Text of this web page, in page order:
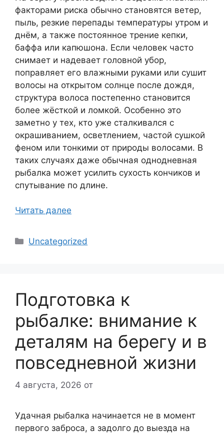
факторами риска обычно становятся ветер,
пыль, резкие перепады температуры утром и
днём, а также постоянное трение кепки,
баффа или капюшона. Если человек часто
снимает и надевает головной убор,
поправляет его влажными руками или сушит
волосы на открытом солнце после дождя,
структура волоса постепенно становится
более жёсткой и ломкой. Особенно это
заметно у тех, кто уже сталкивался с
окрашиванием, осветлением, частой сушкой
феном или тонкими от природы волосами. В
таких случаях даже обычная однодневная
рыбалка может усилить сухость кончиков и
спутывание по длине.
Читать далее
Рубрики
Uncategorized
Подготовка к
рыбалке: внимание к
деталям на берегу и в
повседневной жизни
4 августа, 2026 от
Удачная рыбалка начинается не в момент
первого заброса, а задолго до выезда на